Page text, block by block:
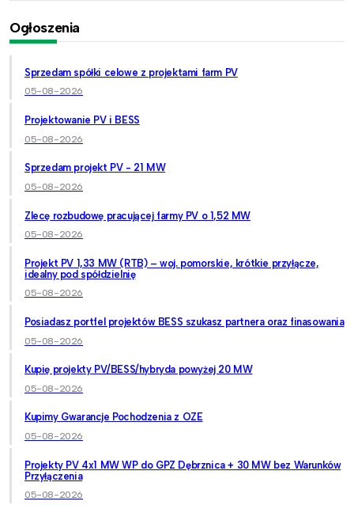
Ogłoszenia
Sprzedam spółki celowe z projektami farm PV
05-08-2026
Projektowanie PV i BESS
05-08-2026
Sprzedam projekt PV - 21 MW
05-08-2026
Zlecę rozbudowę pracującej farmy PV o 1,52 MW
05-08-2026
Projekt PV 1,33 MW (RTB) – woj. pomorskie, krótkie przyłącze,
idealny pod spółdzielnię
05-08-2026
Posiadasz portfel projektów BESS szukasz partnera oraz finasowania
05-08-2026
Kupię projekty PV/BESS/hybryda powyżej 20 MW
05-08-2026
Kupimy Gwarancje Pochodzenia z OZE
05-08-2026
Projekty PV 4x1 MW WP do GPZ Dębrznica + 30 MW bez Warunków
Przyłączenia
05-08-2026